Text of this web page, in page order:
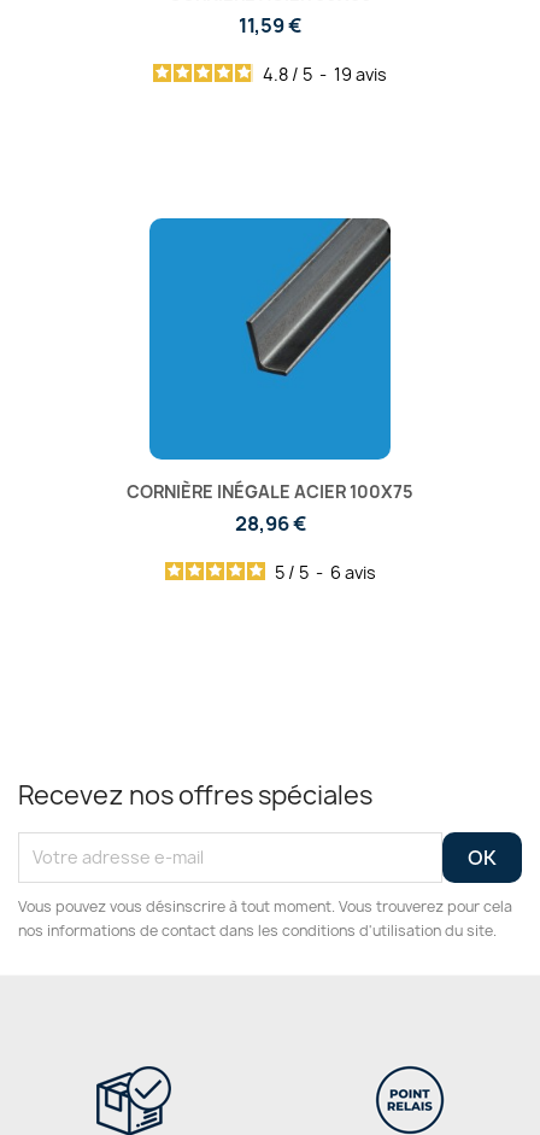
11,59 €
4.8 / 5 - 19 avis
CORNIÈRE INÉGALE ACIER 100X75
28,96 €
5 / 5 - 6 avis
Recevez nos offres spéciales
Vous pouvez vous désinscrire à tout moment. Vous trouverez pour cela
nos informations de contact dans les conditions d'utilisation du site.